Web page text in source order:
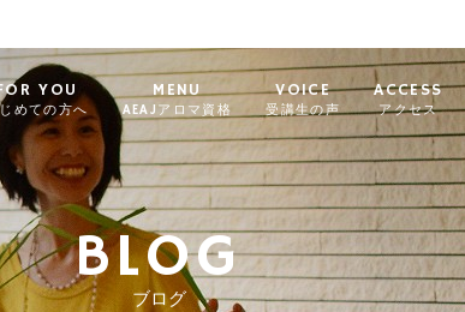
YOU
めての方へ
MENU
AEAJアロマ資格
VOICE
受講生の声
ACCESS
アクセス
BLOG
ブログ